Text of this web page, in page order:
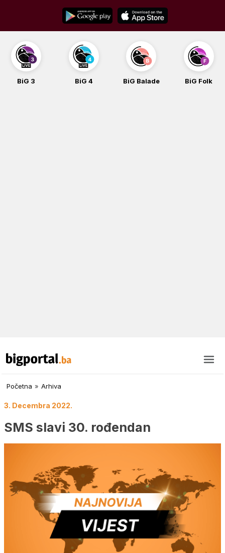
content
BiG 3 BiG 4 BiG Balade BiG Folk
Početna » Arhiva
3. Decembra 2022.
SMS slavi 30. rođendan